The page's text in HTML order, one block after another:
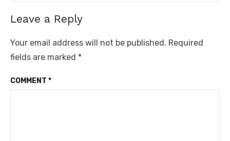
Leave a Reply
Your email address will not be published. Required
fields are marked *
COMMENT *